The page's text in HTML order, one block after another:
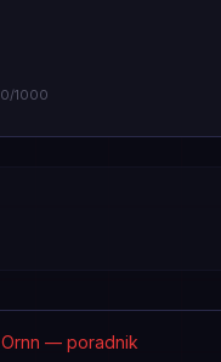
0/1000
Ornn — poradnik